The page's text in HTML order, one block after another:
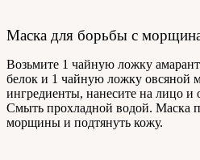
Маска для борьбы с
Возьмите 1 чайную ложку
белок и 1 чайную ложку овсяной
ингредиенты, нанесите на лицо и
Смыть прохладной водой. Маска
морщины и подтянуть кожу.